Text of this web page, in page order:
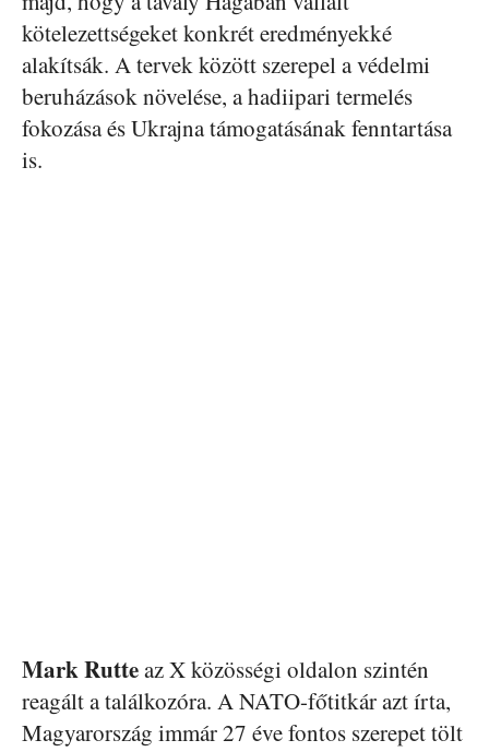
kötelezettségeket konkrét eredményekké
alakítsák. A tervek között szerepel a védelmi
beruházások növelése, a hadiipari termelés
fokozása és Ukrajna támogatásának fenntartása
is.
Mark Rutteaz X közösségi oldalon szintén
reagált a találkozóra. A NATO-főtitkár azt írta,
Magyarország immár 27 éve fontos szerepet tölt